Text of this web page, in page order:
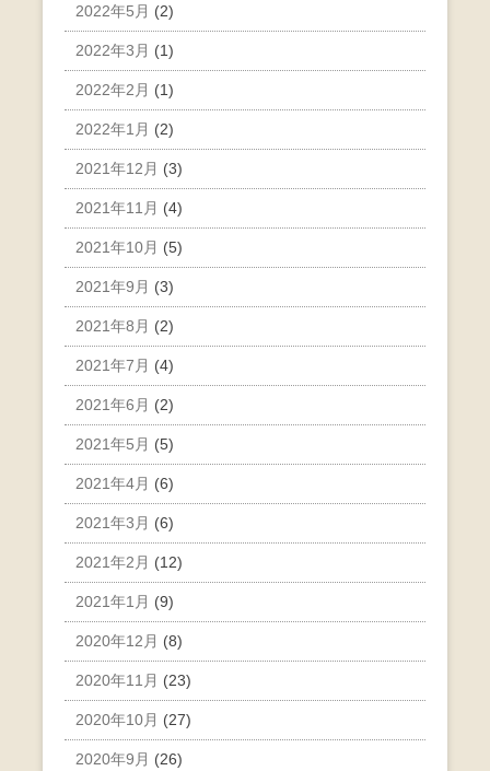
2022年5月 (2)
2022年3月 (1)
2022年2月 (1)
2022年1月 (2)
2021年12月 (3)
2021年11月 (4)
2021年10月 (5)
2021年9月 (3)
2021年8月 (2)
2021年7月 (4)
2021年6月 (2)
2021年5月 (5)
2021年4月 (6)
2021年3月 (6)
2021年2月 (12)
2021年1月 (9)
2020年12月 (8)
2020年11月 (23)
2020年10月 (27)
2020年9月 (26)